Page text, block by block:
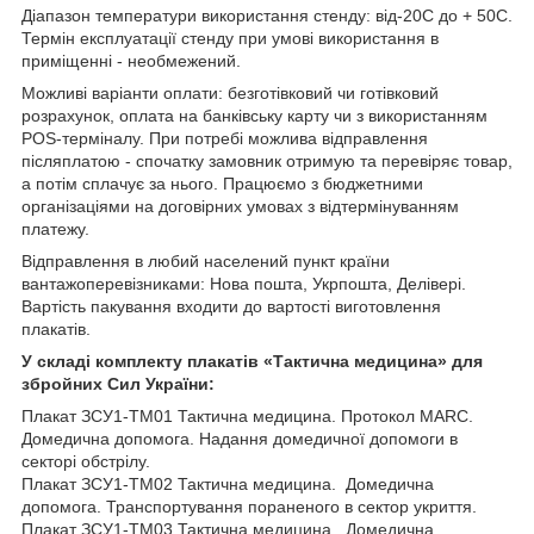
Діапазон температури використання стенду: від-20С до + 50С.
Термін експлуатації стенду при умові використання в
приміщенні - необмежений.
Можливі варіанти оплати: безготівковий чи готівковий
розрахунок, оплата на банківську карту чи з використанням
POS-терміналу. При потребі можлива відправлення
післяплатою - спочатку замовник отримую та перевіряє товар,
а потім сплачує за нього. Працюємо з бюджетними
організаціями на договірних умовах з відтермінуванням
платежу.
Відправлення в любий населений пункт країни
вантажоперевізниками: Нова пошта, Укрпошта, Делівері.
Вартість пакування входити до вартості виготовлення
плакатів.
У складі комплекту плакатів «Тактична медицина» для
збройних Сил України:
Плакат ЗСУ1-ТМ01 Тактична медицина. Протокол MARC.
Домедична допомога. Надання домедичної допомоги в
секторі обстрілу.
Плакат ЗСУ1-ТМ02 Тактична медицина. Домедична
допомога. Транспортування пораненого в сектор укриття.
Плакат ЗСУ1-ТМ03 Тактична медицина. Домедична